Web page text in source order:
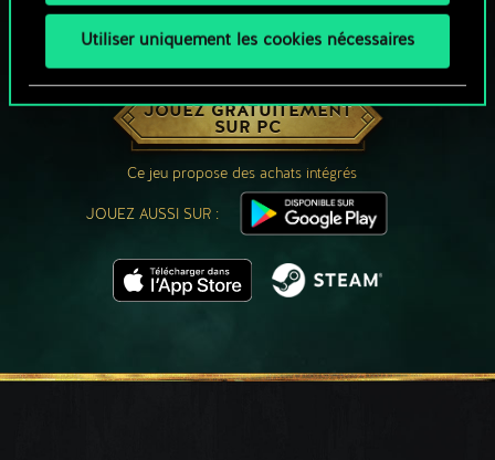
Utiliser uniquement les cookies nécessaires
UNE PETITE PARTIE DE GWENT ?
JOUEZ GRATUITEMENT
SUR PC
Ce jeu propose des achats intégrés
JOUEZ AUSSI SUR :